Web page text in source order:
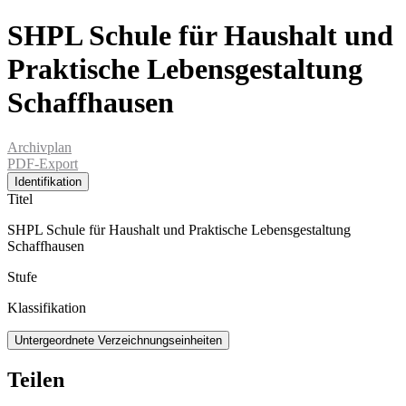
SHPL Schule für Haushalt und
Praktische Lebensgestaltung
Schaffhausen
Archivplan
PDF-Export
Identifikation
Titel
SHPL Schule für Haushalt und Praktische Lebensgestaltung
Schaffhausen
Stufe
Klassifikation
Untergeordnete Verzeichnungseinheiten
Teilen